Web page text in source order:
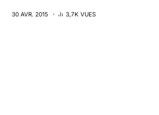
30 AVR. 2015 3,7K VUES